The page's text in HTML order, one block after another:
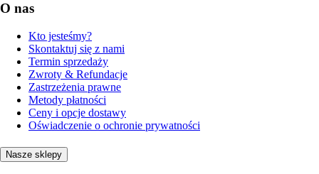
O nas
Kto jesteśmy?
Skontaktuj się z nami
Termin sprzedaży
Zwroty & Refundacje
Zastrzeżenia prawne
Metody płatności
Ceny i opcje dostawy
Oświadczenie o ochronie prywatności
Nasze sklepy